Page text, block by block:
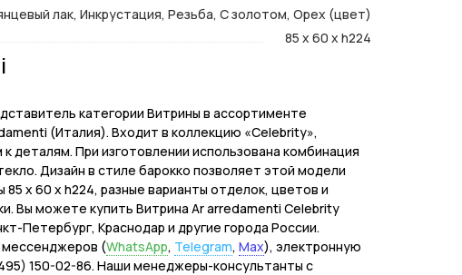
лак, Инкрустация, Резьба, С золотом, Орех (цвет)
85 x 60 x h224
категории Витрины в ассортименте
(Италия). Входит в коллекцию «Celebrity»,
деталям. При изготовлении использована комбинация
Дизайн в стиле барокко позволяет этой модели
x 60 x h224, разные варианты отделок, цветов и
Вы можете купить Витрина Ar arredamenti Celebrity
Петербург, Краснодар и другие города России.
мессенджеров (WhatsApp, Telegram, Max), электронную
150-02-86. Наши менеджеры-консультанты с